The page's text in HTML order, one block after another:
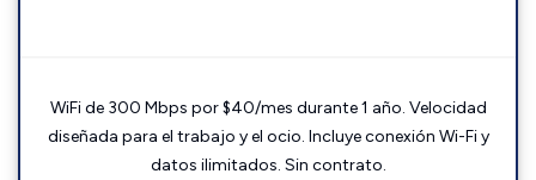
WiFi de 300 Mbps por $40/mes durante 1 año. Velocidad
diseñada para el trabajo y el ocio. Incluye conexión Wi-Fi y
datos ilimitados. Sin contrato.